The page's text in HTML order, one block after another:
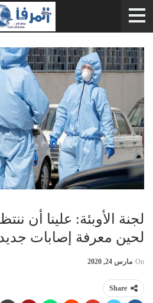
لحين معرفة إصابات
On مارس 24, 2020
Share